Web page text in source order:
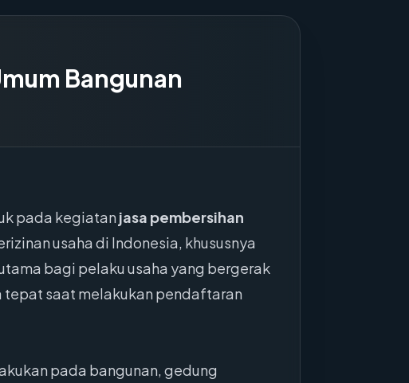
Bangunan
pada kegiatan jasa pembersihan
usaha di Indonesia, khususnya
bagi pelaku usaha yang bergerak
saat melakukan pendaftaran
pada bangunan, gedung